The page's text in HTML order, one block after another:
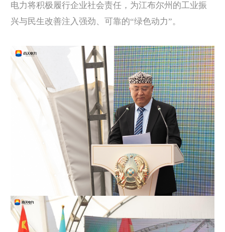
电力将积极履行企业社会责任，为江布尔州的工业振
兴与民生改善注入强劲、可靠的“绿色动力”。